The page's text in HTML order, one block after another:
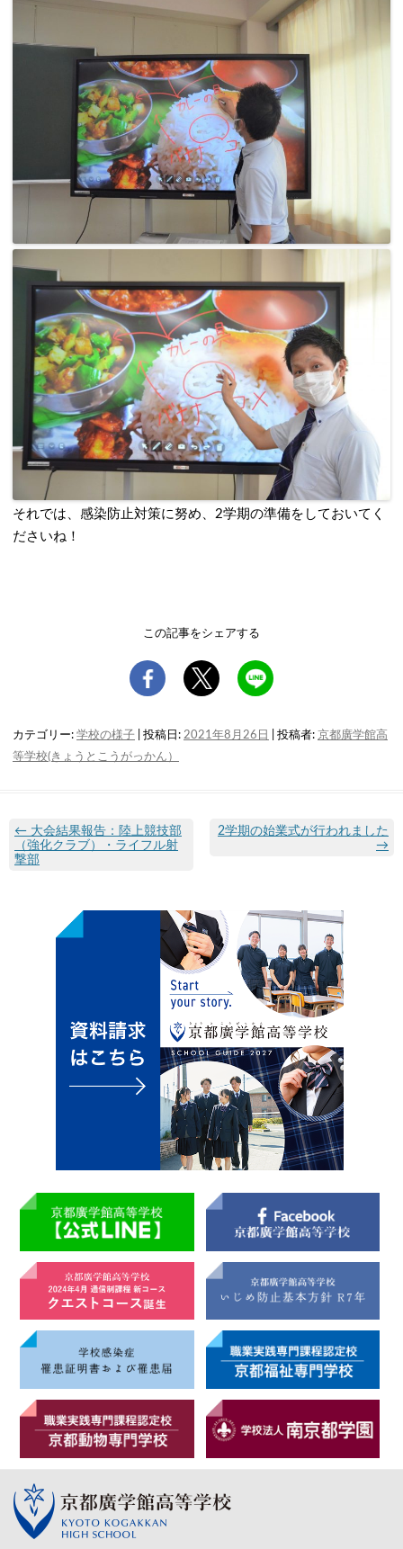
それでは、感染防止対策に努め、2学期の準備をしておいてく
ださいね！
この記事をシェアする
カテゴリー: 学校の様子 | 投稿日: 2021年8月26日 投稿者: 京都廣学館高
等学校(きょうとこうがっかん）
← 大会結果報告：陸上競技部
（強化クラブ）・ライフル射
撃部
2学期の始業式が行われました
→